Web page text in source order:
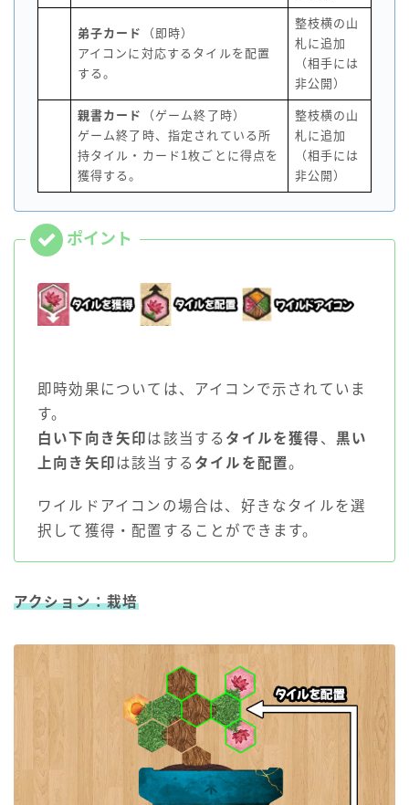
弟子カード
（即時）
アイコンに対応するタイルを配置
する。
整枝横の山
札に追加
（相手には
非公開）
親書カード
（ゲーム終了時）
ゲーム終了時、指定されている所
持タイル・カード1枚ごとに得点を
獲得する。
整枝横の山
札に追加
（相手には
非公開）
即時効果については、アイコンで示されていま
す。
白い下向き矢印 は該当する タイルを獲得 、 黒い
上向き矢印 は該当する タイルを配置。
ワイルドアイコンの場合は、好きなタイルを選
択して獲得・配置することができます。
アクション：栽培